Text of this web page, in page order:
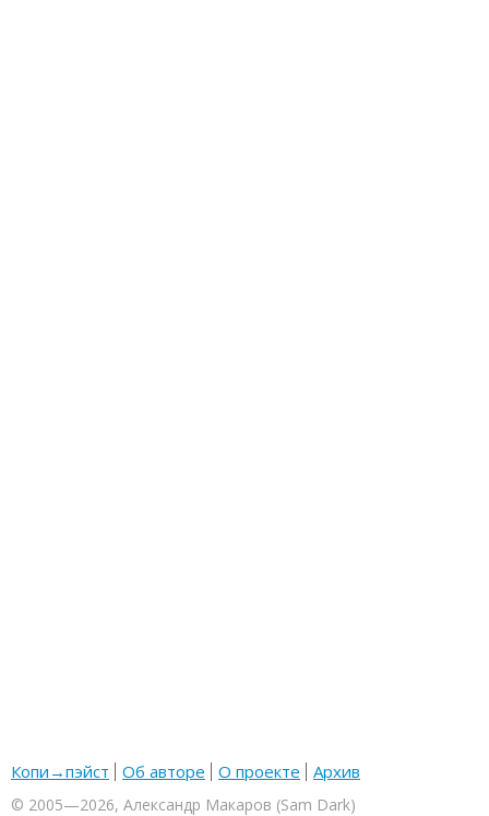
Копи→пэйст Об авторе О проекте Архив
© 2005—2026, Александр Макаров (Sam Dark)